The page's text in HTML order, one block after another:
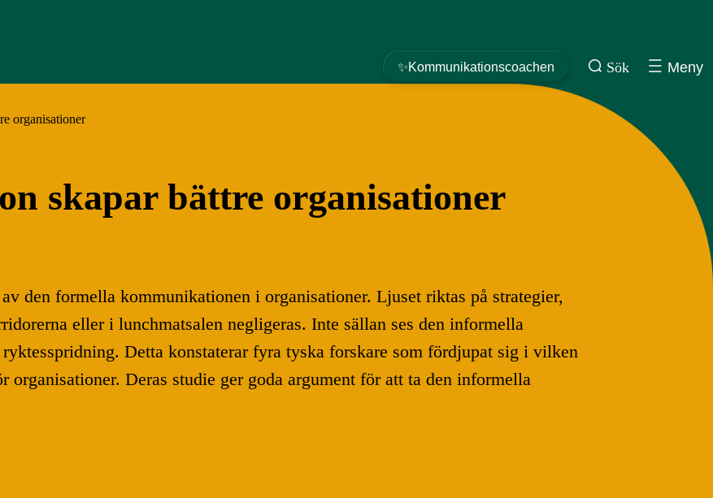
✨Kommunikationscoachen Sök Meny
organisationer
skapar bättre organisationer
den formella kommunikationen i organisationer. Ljuset riktas på strategier,
eller i lunchmatsalen negligeras. Inte sällan ses den informella
Detta konstaterar fyra tyska forskare som fördjupat sig i vilken
Deras studie ger goda argument för att ta den informella